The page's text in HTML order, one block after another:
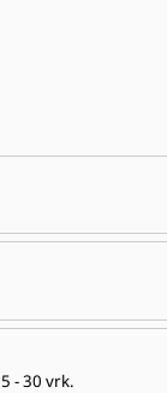
5 - 30 vrk.